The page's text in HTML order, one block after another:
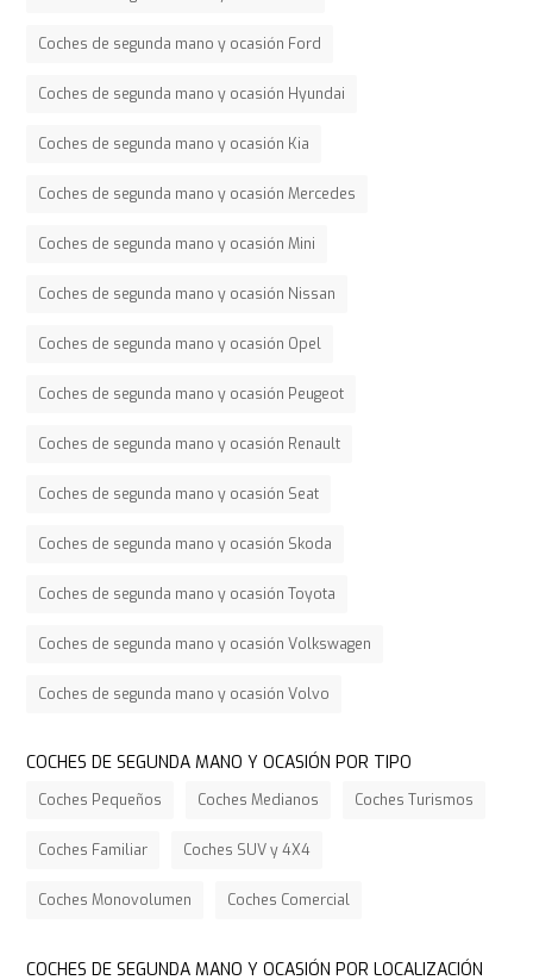
Coches de segunda mano y ocasión Ford
Coches de segunda mano y ocasión Hyundai
Coches de segunda mano y ocasión Kia
Coches de segunda mano y ocasión Mercedes
Coches de segunda mano y ocasión Mini
Coches de segunda mano y ocasión Nissan
Coches de segunda mano y ocasión Opel
Coches de segunda mano y ocasión Peugeot
Coches de segunda mano y ocasión Renault
Coches de segunda mano y ocasión Seat
Coches de segunda mano y ocasión Skoda
Coches de segunda mano y ocasión Toyota
Coches de segunda mano y ocasión Volkswagen
Coches de segunda mano y ocasión Volvo
COCHES DE SEGUNDA MANO Y OCASIÓN POR TIPO
Coches Pequeños Coches Medianos Coches Turismos
Coches Familiar Coches SUV y 4X4
Coches Monovolumen Coches Comercial
COCHES DE SEGUNDA MANO Y OCASIÓN POR LOCALIZACIÓN